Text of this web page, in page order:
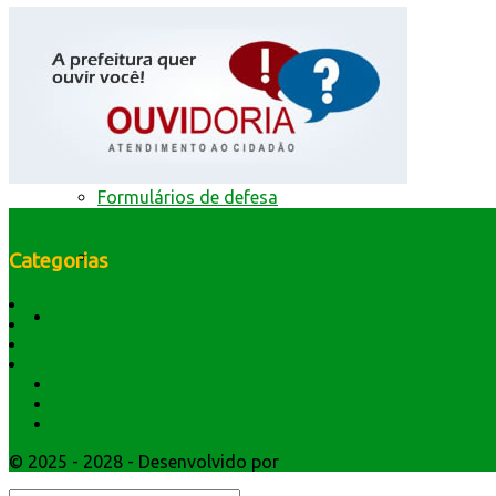
Requerimento para Cartão de Autista
Resultado de defesa e recursos
Formulários de defesa
Educação no Trânsito
Categorias
Dados Geográficos
© 2025 - 2028 - Desenvolvido por